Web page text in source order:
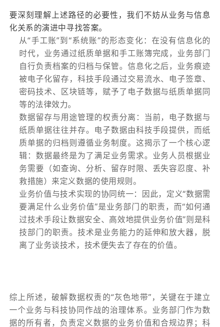
要深刻理解上述路径的必要性，我们不妨从业务与信息
化关系的演进中寻找答案。
从“手工账”到“系统账”的形态变化：在没有信息化的
时代，业务通过纸质单据和手工账簿完成，业务部门
自行负责档案的归档与保管。信息化之后，业务痕迹
被电子化留存，科技手段通过交易流水、电子签章、
密码技术、区块链等，赋予了电子数据与纸质单据同
等的法律效力。
数据留存与用途管理的权责分离：当前，电子数据与
纸质单据往往并存。电子数据由科技手段提供，而纸
质单据的归档则遵循业务制度。这揭示了一个核心逻
辑：数据最终是为了满足业务需求。业务人员根据业
务需要（如查询、分析、留存时限、丢失容忍度、补
救措施）来定义数据的使用规则。
业务价值与技术实现的协同统一：因此，定义“数据需
要满足什么业务价值”是业务部门的职责，而“如何通
过技术手段让数据安全、高效地提供业务价值”则是科
技部门的职责。技术是业务能力的延伸和放大器，脱
离了业务谈技术，技术便失去了存在的价值。
综上所述，破解数据权责的“灰色地带”，关键在于建立
一个业务与科技协同作战的治理体系。业务部门作为数
据的所有者，负责定义数据的业务价值和合规边界；科